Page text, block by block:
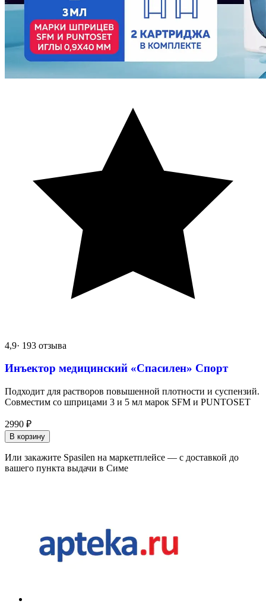
4,9· 193 отзыва
Инъектор медицинский «Спасилен» Спорт
Подходит для растворов повышенной плотности и суспензий.
Совместим со шприцами 3 и 5 мл марок SFM и PUNTOSET
2990 ₽
В корзину
Или закажите Spasilen на маркетплейсе — с доставкой до
вашего пункта выдачи в Симе